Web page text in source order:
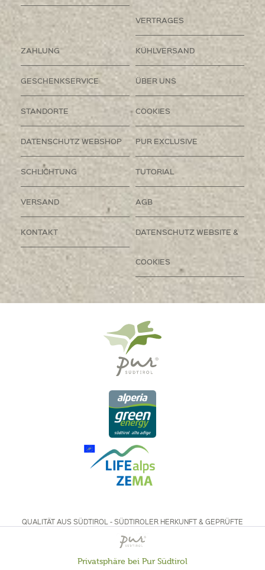
VERTRAGES
ZAHLUNG KÜHLVERSAND
GESCHENKSERVICE ÜBER UNS
STANDORTE COOKIES
DATENSCHUTZ WEBSHOP PUR EXCLUSIVE
SCHLICHTUNG TUTORIAL
VERSAND AGB
KONTAKT DATENSCHUTZ WEBSITE &
COOKIES
QUALITÄT AUS SÜDTIROL - SÜDTIROLER HERKUNFT & GEPRÜFTE
QUALITÄT
Aktiv
Privatsphäre bei Pur Südtirol